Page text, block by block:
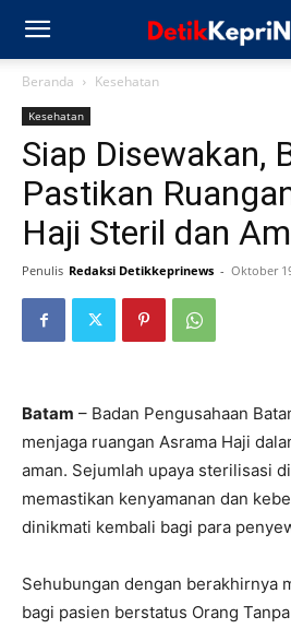
Beranda Kesehatan
Kesehatan
Siap Disewakan,
Pastikan
Haji Steril dan
Penulis Redaksi Detikkeprinews - Oktober
Batam – Badan Pengusahaan
menjaga ruangan Asrama Haji
aman. Sejumlah upaya sterilisasi
memastikan kenyamanan dan
dinikmati kembali bagi para
Sehubungan dengan berakhirnya
bagi pasien berstatus Orang